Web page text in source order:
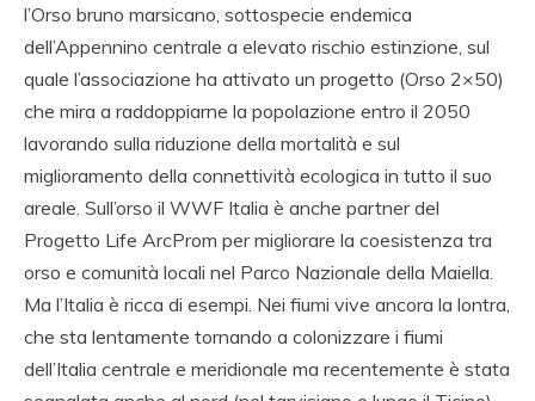
l’Orso bruno marsicano, sottospecie endemica
dell’Appennino centrale a elevato rischio estinzione, sul
quale l’associazione ha attivato un progetto (Orso 2×50)
che mira a raddoppiarne la popolazione entro il 2050
lavorando sulla riduzione della mortalità e sul
miglioramento della connettività ecologica in tutto il suo
areale. Sull’orso il WWF Italia è anche partner del
Progetto Life ArcProm per migliorare la coesistenza tra
orso e comunità locali nel Parco Nazionale della Maiella.
Ma l’Italia è ricca di esempi. Nei fiumi vive ancora la lontra,
che sta lentamente tornando a colonizzare i fiumi
dell’Italia centrale e meridionale ma recentemente è stata